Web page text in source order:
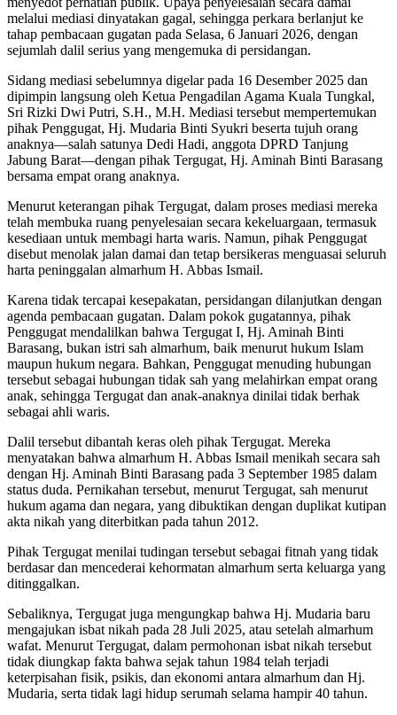
melalui mediasi dinyatakan gagal, sehingga perkara berlanjut ke
tahap pembacaan gugatan pada Selasa, 6 Januari 2026, dengan
sejumlah dalil serius yang mengemuka di persidangan.
Sidang mediasi sebelumnya digelar pada 16 Desember 2025 dan
dipimpin langsung oleh Ketua Pengadilan Agama Kuala Tungkal,
Sri Rizki Dwi Putri, S.H., M.H. Mediasi tersebut mempertemukan
pihak Penggugat, Hj. Mudaria Binti Syukri beserta tujuh orang
anaknya—salah satunya Dedi Hadi, anggota DPRD Tanjung
Jabung Barat—dengan pihak Tergugat, Hj. Aminah Binti Barasang
bersama empat orang anaknya.
Menurut keterangan pihak Tergugat, dalam proses mediasi mereka
telah membuka ruang penyelesaian secara kekeluargaan, termasuk
kesediaan untuk membagi harta waris. Namun, pihak Penggugat
disebut menolak jalan damai dan tetap bersikeras menguasai seluruh
harta peninggalan almarhum H. Abbas Ismail.
Karena tidak tercapai kesepakatan, persidangan dilanjutkan dengan
agenda pembacaan gugatan. Dalam pokok gugatannya, pihak
Penggugat mendalilkan bahwa Tergugat I, Hj. Aminah Binti
Barasang, bukan istri sah almarhum, baik menurut hukum Islam
maupun hukum negara. Bahkan, Penggugat menuding hubungan
tersebut sebagai hubungan tidak sah yang melahirkan empat orang
anak, sehingga Tergugat dan anak-anaknya dinilai tidak berhak
sebagai ahli waris.
Dalil tersebut dibantah keras oleh pihak Tergugat. Mereka
menyatakan bahwa almarhum H. Abbas Ismail menikah secara sah
dengan Hj. Aminah Binti Barasang pada 3 September 1985 dalam
status duda. Pernikahan tersebut, menurut Tergugat, sah menurut
hukum agama dan negara, yang dibuktikan dengan duplikat kutipan
akta nikah yang diterbitkan pada tahun 2012.
Pihak Tergugat menilai tudingan tersebut sebagai fitnah yang tidak
berdasar dan mencederai kehormatan almarhum serta keluarga yang
ditinggalkan.
Sebaliknya, Tergugat juga mengungkap bahwa Hj. Mudaria baru
mengajukan isbat nikah pada 28 Juli 2025, atau setelah almarhum
wafat. Menurut Tergugat, dalam permohonan isbat nikah tersebut
tidak diungkap fakta bahwa sejak tahun 1984 telah terjadi
keterpisahan fisik, psikis, dan ekonomi antara almarhum dan Hj.
Mudaria, serta tidak lagi hidup serumah selama hampir 40 tahun.